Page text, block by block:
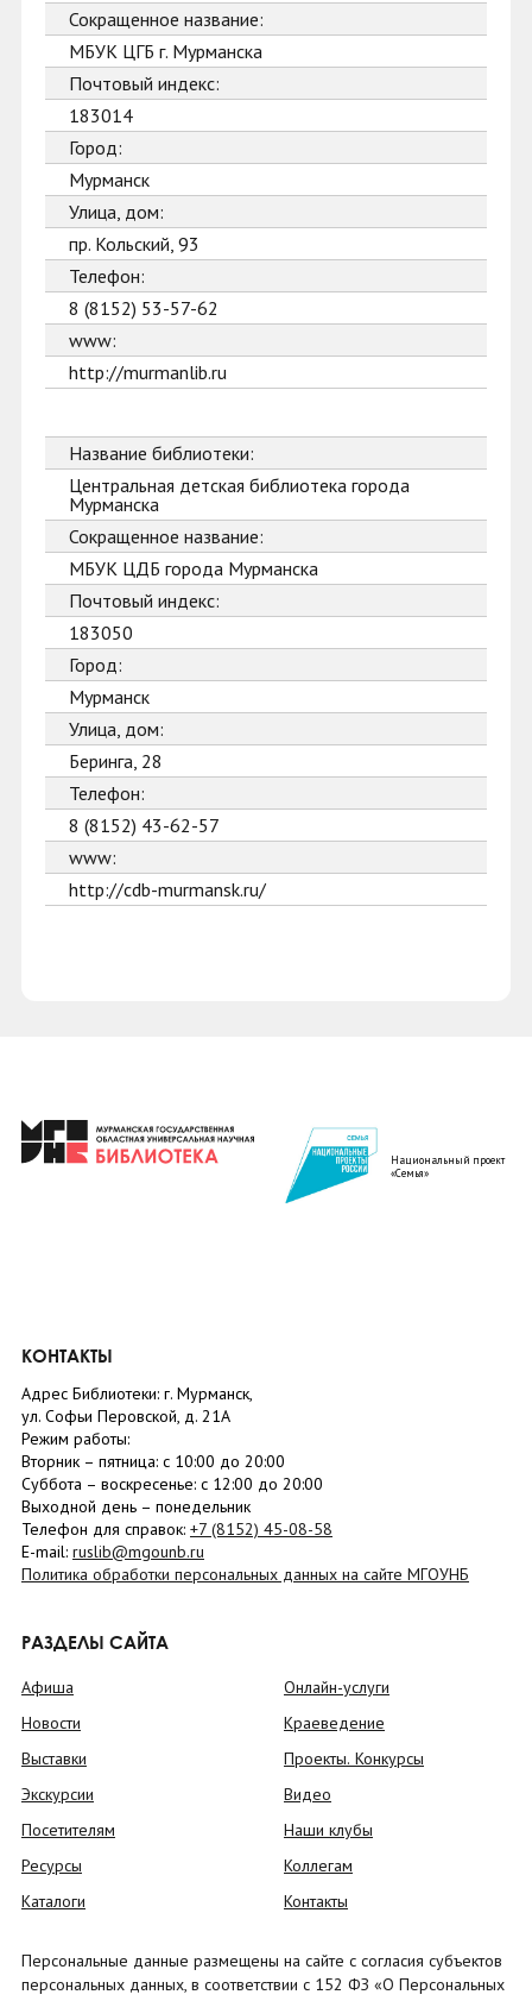
Сокращенное название:
МБУК ЦГБ г. Мурманска
Почтовый индекс:
183014
Город:
Мурманск
Улица, дом:
пр. Кольский, 93
Телефон:
8 (8152) 53-57-62
www:
http://murmanlib.ru
Название библиотеки:
Центральная детская библиотека города
Мурманска
Сокращенное название:
МБУК ЦДБ города Мурманска
Почтовый индекс:
183050
Город:
Мурманск
Улица, дом:
Беринга, 28
Телефон:
8 (8152) 43-62-57
www:
http://cdb-murmansk.ru/
Национальный проект
«Семья»
КОНТАКТЫ
Адрес Библиотеки: г. Мурманск,
ул. Софьи Перовской, д. 21А
Режим работы:
Вторник – пятница: с 10:00 до 20:00
Суббота – воскресенье: c 12:00 до 20:00
Выходной день – понедельник
Телефон для справок: +7 (8152) 45-08-58
E-mail: ruslib@mgounb.ru
Политика обработки персональных данных на сайте МГОУНБ
РАЗДЕЛЫ САЙТА
Афиша
Новости
Выставки
Экскурсии
Посетителям
Ресурсы
Каталоги
Онлайн-услуги
Краеведение
Проекты. Конкурсы
Видео
Наши клубы
Коллегам
Контакты
Персональные данные размещены на сайте с согласия субъектов
персональных данных, в соответствии с 152 ФЗ «О Персональных